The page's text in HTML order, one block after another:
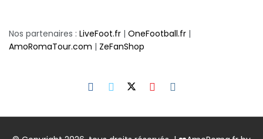
Nos partenaires : LiveFoot.fr | OneFootball.fr |
AmoRomaTour.com | ZeFanShop